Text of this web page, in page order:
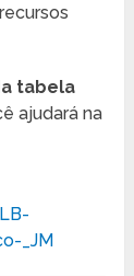
tabela
ajudará na
_JM